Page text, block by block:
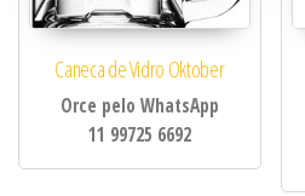
Caneca de Vidro Oktober
Orce pelo WhatsApp
11 99725 6692